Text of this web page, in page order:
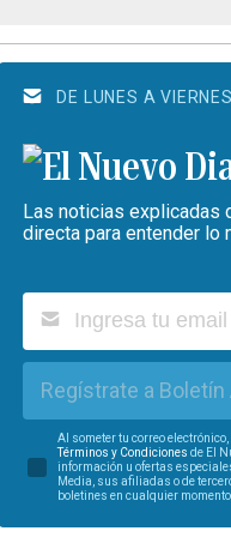
DE LUNES A VIERNES
Las noticias explicadas
directa para entender lo
Regístrate a Boletín
Al someter tu correo
Términos y Condiciones de El
información u ofertas
Media, sus afiliadas o de
boletines en cualquier momento.